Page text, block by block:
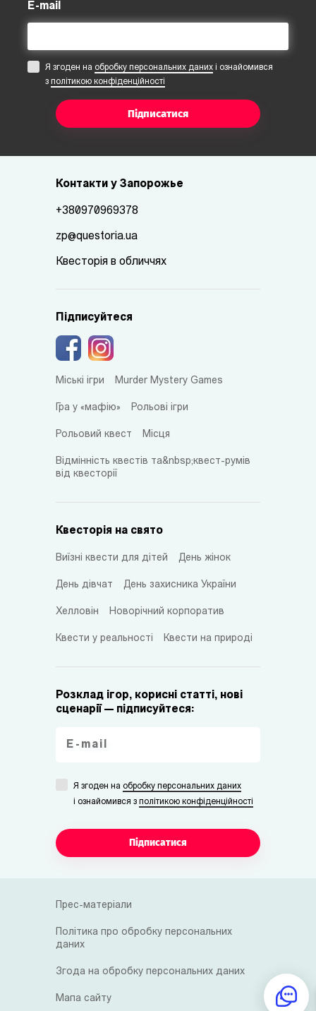
E-mail
Я згоден на обробку персональних даних i ознайомився
з політикою конфіденційності
Підписатися
Контакти у Запорожье
+380970969378
zp@questoria.ua
Квесторія в обличчях
Підписуйтеся
Міські ігри Murder Mystery Games
Гра у «мафію» Рольові ігри
Рольовий квест Місця
Відмінність квестів та&nbsp;квест-румів
від квесторії
Квесторія на свято
Виїзні квести для дітей День жінок
День дівчат День захисника України
Хелловін Новорічний корпоратив
Квести у реальності Квести на природі
Розклад ігор, корисні статті, нові
сценарії — підписуйтеся:
Я згоден на обробку персональних даних
i ознайомився з політикою конфіденційності
Підписатися
Прес-матеріали
Політика про обробку персональних
даних
Згода на обробку персональних даних
Мапа сайту